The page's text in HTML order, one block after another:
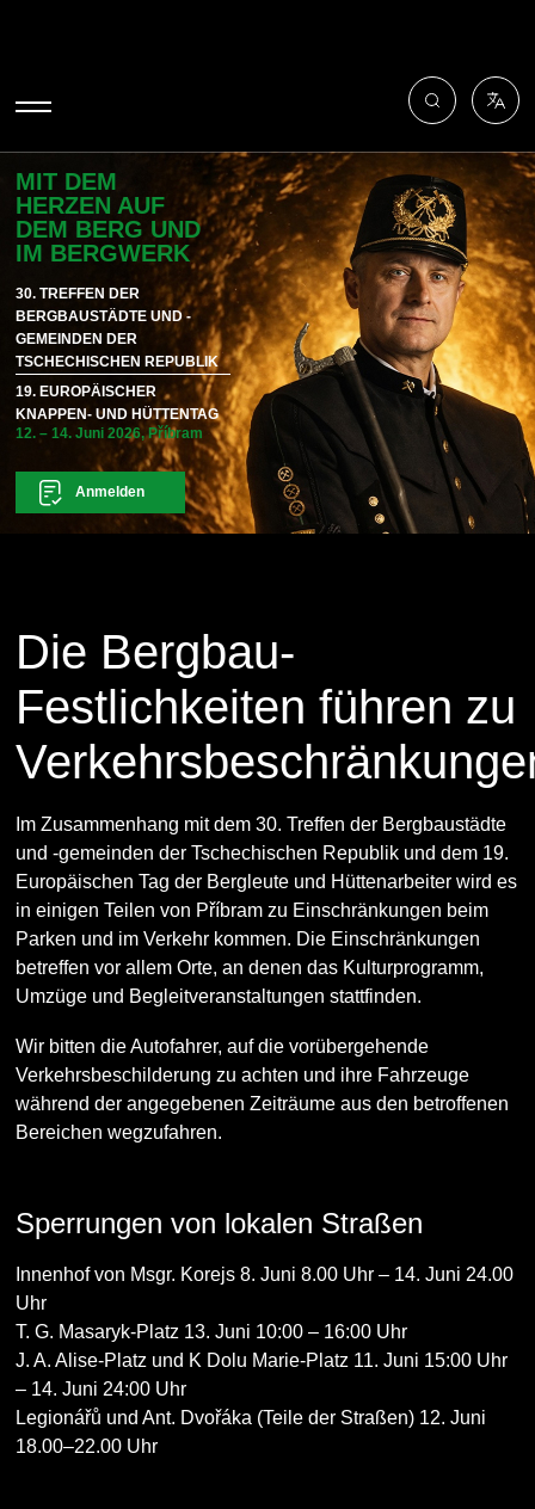
MIT DEM
HERZEN AUF
DEM BERG UND
IM BERGWERK
30. TREFFEN DER
BERGBAUSTÄDTE UND -
GEMEINDEN DER
TSCHECHISCHEN REPUBLIK
19. EUROPÄISCHER
KNAPPEN- UND HÜTTENTAG
12. – 14. Juni 2026, Příbram
Anmelden
Die Bergbau-
Festlichkeiten führen zu
Im Zusammenhang mit dem 30. Treffen der Bergbaustädte
und -gemeinden der Tschechischen Republik und dem 19.
Europäischen Tag der Bergleute und Hüttenarbeiter wird es
in einigen Teilen von Příbram zu Einschränkungen beim
Parken und im Verkehr kommen. Die Einschränkungen
betreffen vor allem Orte, an denen das Kulturprogramm,
Umzüge und Begleitveranstaltungen stattfinden.
Wir bitten die Autofahrer, auf die vorübergehende
Verkehrsbeschilderung zu achten und ihre Fahrzeuge
während der angegebenen Zeiträume aus den betroffenen
Bereichen wegzufahren.
Sperrungen von lokalen Straßen
Innenhof von Msgr. Korejs 8. Juni 8.00 Uhr – 14. Juni 24.00
Uhr
T. G. Masaryk-Platz 13. Juni 10:00 – 16:00 Uhr
J. A. Alise-Platz und K Dolu Marie-Platz 11. Juni 15:00 Uhr
– 14. Juni 24:00 Uhr
Legionářů und Ant. Dvořáka (Teile der Straßen) 12. Juni
18.00–22.00 Uhr